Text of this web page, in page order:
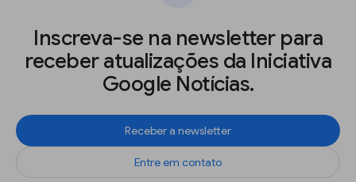
Inscreva-se na newsletter para
receber atualizações da Iniciativa
Google Notícias.
Receber a newsletter
Entre em contato